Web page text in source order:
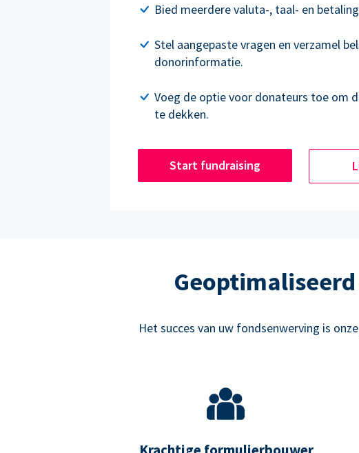
Bied meerdere valuta-, taal- en
Stel aangepaste vragen en verzamel
donorinformatie.
Voeg de optie voor donateurs toe om
te dekken.
Start fundraising
Het succes van uw fondsenwerving is